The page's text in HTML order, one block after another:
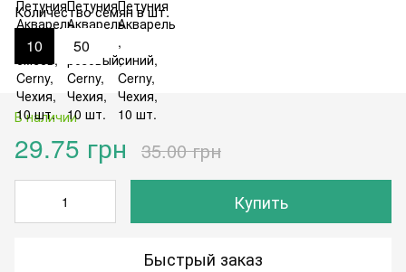
Количество семян в шт.
10 50
В наличии
29.75 грн 35.00 грн
Купить
Быстрый заказ